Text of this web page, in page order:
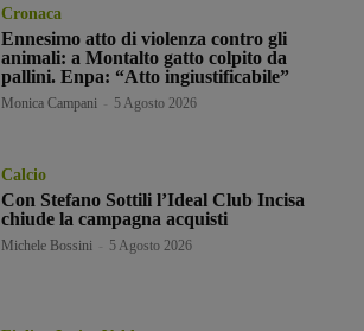
Cronaca
Ennesimo atto di violenza contro gli
animali: a Montalto gatto colpito da
pallini. Enpa: “Atto ingiustificabile”
Monica Campani 5 Agosto 2026
Calcio
Con Stefano Sottili l’Ideal Club Incisa
chiude la campagna acquisti
Michele Bossini 5 Agosto 2026